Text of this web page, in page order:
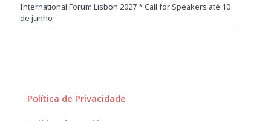
International Forum Lisbon 2027 * Call for Speakers até 10
de junho
Política de Privacidade